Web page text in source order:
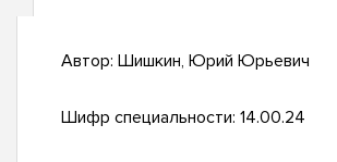
Автор: Шишкин, Юрий Юрьевич
Шифр специальности: 14.00.24